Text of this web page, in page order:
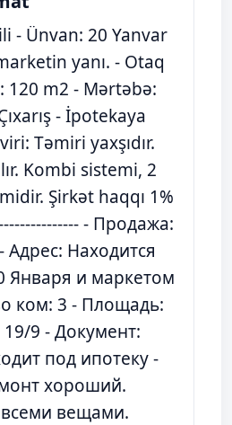
- Ünvan: 20 Yanvar
yanı. - Otaq
120 m2 - Mərtəbə:
- İpotekaya
Təmiri yaxşıdır.
⁠Kombi sistemi, 2
Şirkət haqqı 1%
- Продажа:
Адрес: Находится
Января и маркетом
ком: 3 - Площадь:
9 - Документ:
под ипотеку -
хороший.
вещами.